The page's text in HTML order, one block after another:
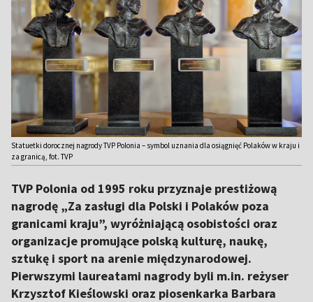
Statuetki dorocznej nagrody TVP Polonia – symbol uznania dla osiągnięć Polaków w kraju i
za granicą, fot. TVP
TVP Polonia od 1995 roku przyznaje prestiżową
nagrodę „Za zasługi dla Polski i Polaków poza
granicami kraju”, wyróżniającą osobistości oraz
organizacje promujące polską kulturę, naukę,
sztukę i sport na arenie międzynarodowej.
Pierwszymi laureatami nagrody byli m.in. reżyser
Krzysztof Kieślowski oraz piosenkarka Barbara